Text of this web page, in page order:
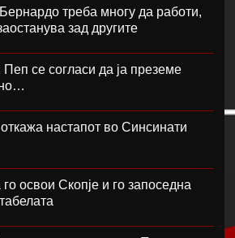
треба многу да работи,
зад другите
се согласи да ја преземе
настапот во Синсинати
го освои Скопје и го запоседна